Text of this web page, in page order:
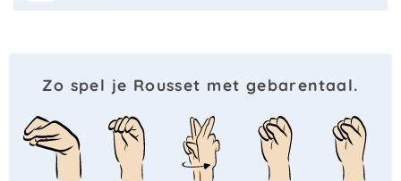
Zo spel je Rousset met gebarentaal.